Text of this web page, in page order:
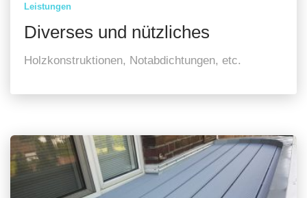
Leistungen
Diverses und nützliches
Holzkonstruktionen, Notabdichtungen, etc.